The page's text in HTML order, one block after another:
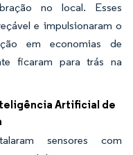
no local. Esses
e impulsionaram o
em economias de
ficaram para trás na
Artificial de
sensores com